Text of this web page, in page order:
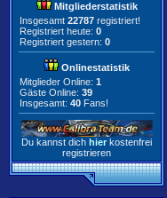
Mitgliederstatistik
Insgesamt 22787 registriert!
Registriert heute: 0
Registriert gestern: 0
Onlinestatistik
Mitglieder Online: 1
Gäste Online: 39
Insgesamt: 40 Fans!
Du kannst dich hier kostenfrei
registrieren